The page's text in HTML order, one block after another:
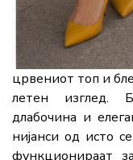
црвениот топ и
летен изглед.
длабочина и
нијанси од исто
функционираат